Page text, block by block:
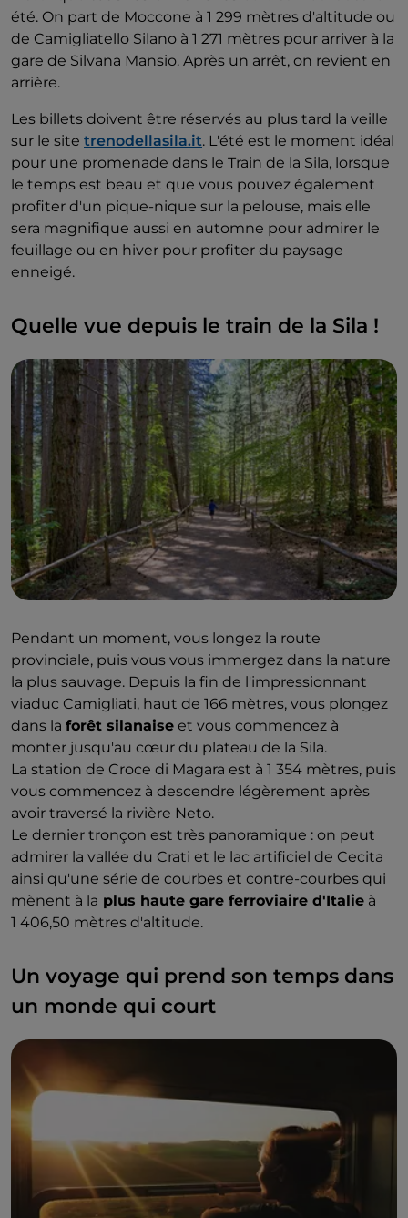
été. On part de Moccone à 1 299 mètres d'altitude ou
de Camigliatello Silano à 1 271 mètres pour arriver à la
gare de Silvana Mansio. Après un arrêt, on revient en
arrière.
Les billets doivent être réservés au plus tard la veille
sur le site trenodellasila.it. L'été est le moment idéal
pour une promenade dans le Train de la Sila, lorsque
le temps est beau et que vous pouvez également
profiter d'un pique-nique sur la pelouse, mais elle
sera magnifique aussi en automne pour admirer le
feuillage ou en hiver pour profiter du paysage
enneigé.
Quelle vue depuis le train de la Sila !
Pendant un moment, vous longez la route
provinciale, puis vous vous immergez dans la nature
la plus sauvage. Depuis la fin de l'impressionnant
viaduc Camigliati, haut de 166 mètres, vous plongez
dans la forêt silanaise et vous commencez à
monter jusqu'au cœur du plateau de la Sila.
La station de Croce di Magara est à 1 354 mètres, puis
vous commencez à descendre légèrement après
avoir traversé la rivière Neto.
Le dernier tronçon est très panoramique : on peut
admirer la vallée du Crati et le lac artificiel de Cecita
ainsi qu'une série de courbes et contre-courbes qui
mènent à la plus haute gare ferroviaire d'Italie à
1 406,50 mètres d'altitude.
Un voyage qui prend son temps dans
un monde qui court